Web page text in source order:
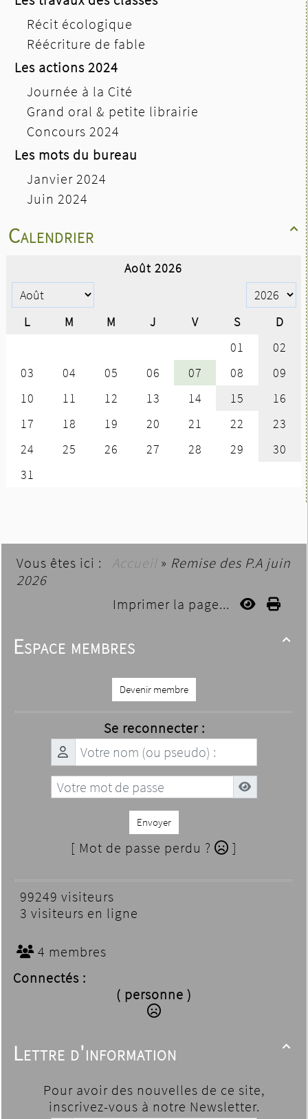
Récit écologique
Réécriture de fable
Les actions 2024
Journée à la Cité
Grand oral & petite librairie
Concours 2024
Les mots du bureau
Janvier 2024
Juin 2024

Calendrier
Vous êtes ici : Accueil » Remise des P.A juin
2026
Imprimer la page...

Espace membres
Devenir membre
Se reconnecter :
Envoyer
[ Mot de passe perdu ? ]
99249 visiteurs
3 visiteurs en ligne
4 membres
Connectés :
( personne )

Lettre d'information
Pour avoir des nouvelles de ce site,
inscrivez-vous à notre Newsletter.